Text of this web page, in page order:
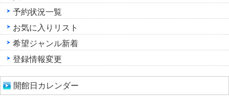
予約状況一覧
お気に入りリスト
希望ジャンル新着
登録情報変更
開館日カレンダー